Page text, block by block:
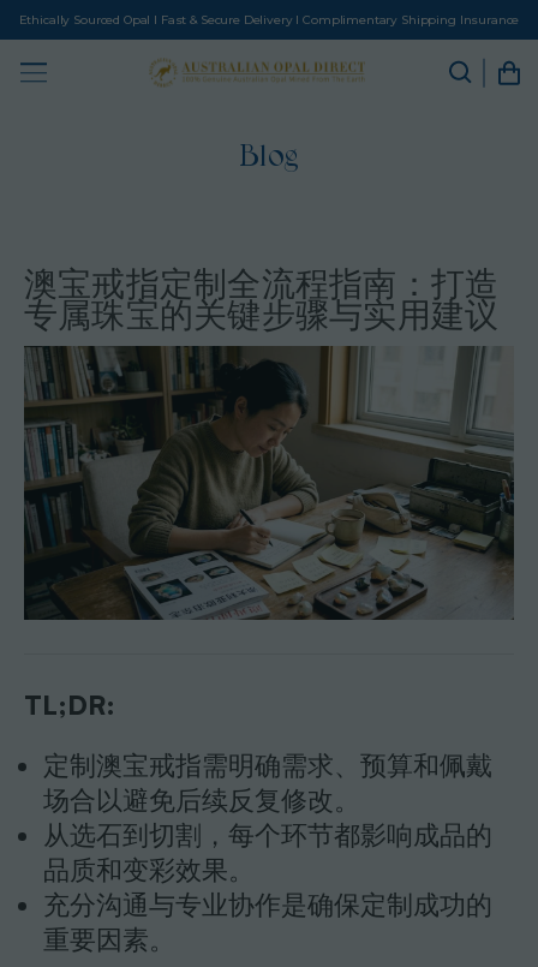
Ethically Sourced Opal I Fast & Secure Delivery I Complimentary Shipping Insurance
Blog
澳宝戒指定制全流程指南：打造
专属珠宝的关键步骤与实用建议
TL;DR:
定制澳宝戒指需明确需求、预算和佩戴
场合以避免后续反复修改。
从选石到切割，每个环节都影响成品的
品质和变彩效果。
充分沟通与专业协作是确保定制成功的
重要因素。